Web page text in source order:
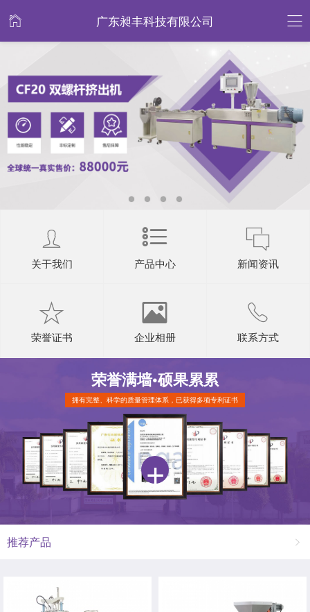
广东昶丰科技有限公司
关于我们 产品中心 新闻资讯
荣誉证书 企业相册 联系方式
荣誉满墙•硕果累累
拥有完整、科学的质量管理体系，已获得多项专利证书
推荐产品